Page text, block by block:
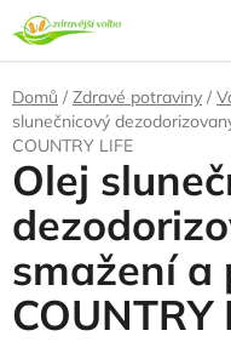
Přejít
na
obsah
Domů / Zdravé potraviny /
slunečnicový
COUNTRY LIFE
Olej
smažení a
COUNTRY